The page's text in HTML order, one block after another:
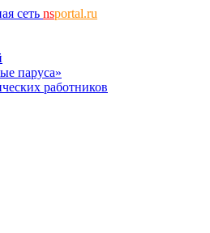
сеть nsportal.ru
паруса»
работников